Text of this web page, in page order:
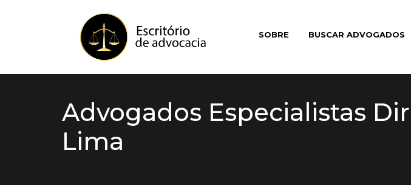
SOBRE BUSCAR ADVOGADOS
Advogados Especialistas
Lima